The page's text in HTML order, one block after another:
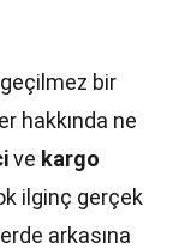
bir
hakkında ne
ve kargo
ilginç gerçek
arkasına